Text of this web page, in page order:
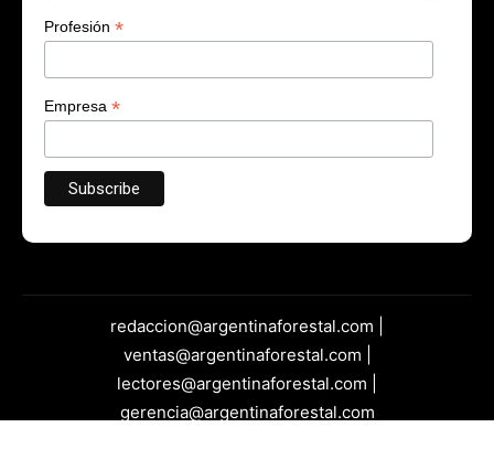
Profesión *
Empresa *
redaccion@argentinaforestal.com |
ventas@argentinaforestal.com |
lectores@argentinaforestal.com |
gerencia@argentinaforestal.com